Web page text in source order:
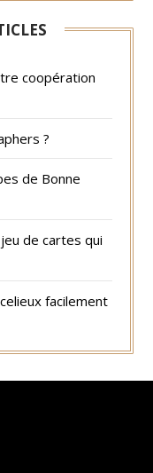
coopération
?
de Bonne
de cartes qui
facilement